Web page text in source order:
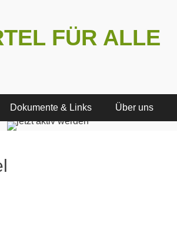
FÜR ALLE
Dokumente & Links Über uns